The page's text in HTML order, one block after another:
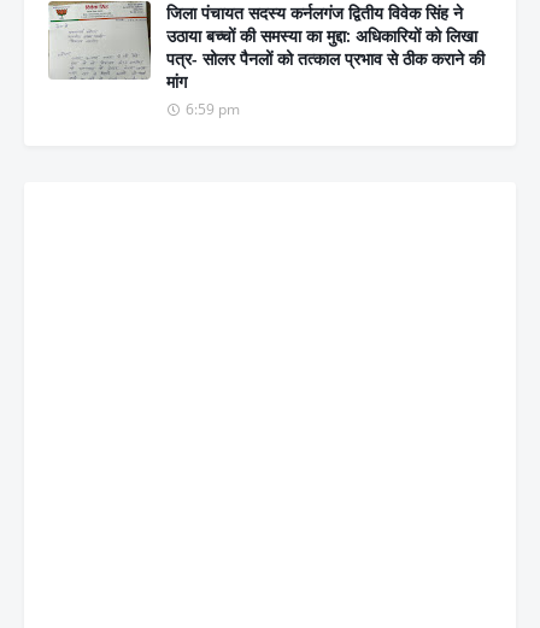
जिला पंचायत सदस्य कर्नलगंज द्वितीय विवेक सिंह ने
उठाया बच्चों की समस्या का मुद्दा: अधिकारियों को लिखा
पत्र- सोलर पैनलों को तत्काल प्रभाव से ठीक कराने की
मांग
6:59 pm